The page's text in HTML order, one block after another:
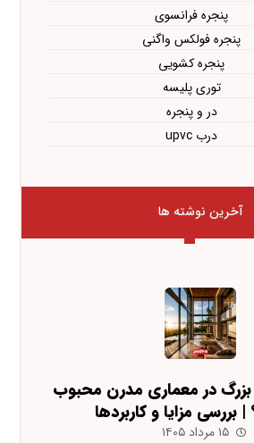
پنجره فرانسوی
پنجره فولکس واگنی
پنجره کشویی
توری پلیسه
در و پنجره
درب upvc
آخرین نوشته ها
بزرگ در معماری مدرن محبوب
بررسی مزایا و کاربردها
۱۵ مرداد ۱۴۰۵